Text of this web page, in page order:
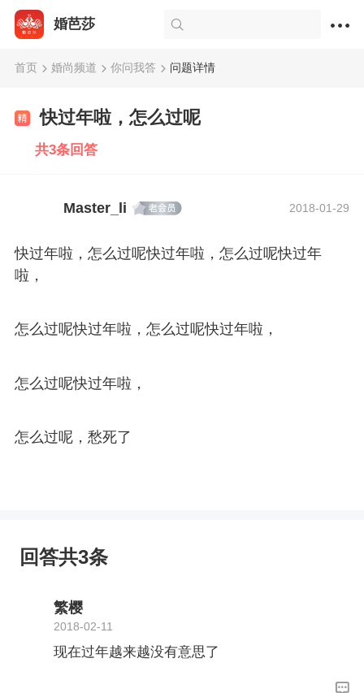
婚芭莎
首页 婚尚频道 你问我答 问题详情
快过年啦，怎么过呢
共3条回答
Master_li 2018-01-29
快过年啦，怎么过呢快过年啦，怎么过呢快过年
啦，
怎么过呢快过年啦，怎么过呢快过年啦，
怎么过呢快过年啦，
怎么过呢，愁死了
回答共3条
繁樱
2018-02-11
现在过年越来越没有意思了